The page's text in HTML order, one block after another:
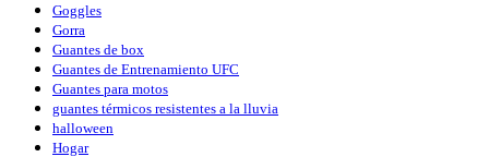
Goggles
Gorra
Guantes de box
Guantes de Entrenamiento UFC
Guantes para motos
guantes térmicos resistentes a la lluvia
halloween
Hogar